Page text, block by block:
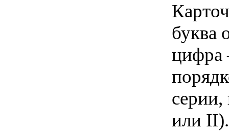
буква
цифра
серии,
или II).